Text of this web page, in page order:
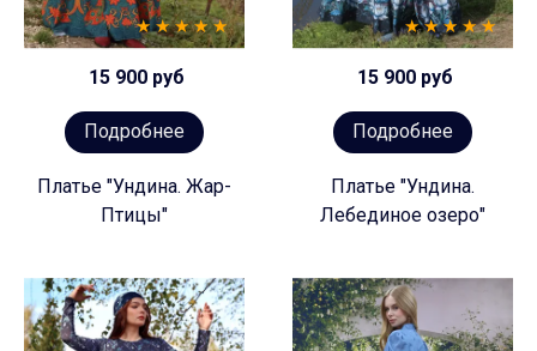
15 900 руб
Подробнее
Платье "Ундина. Жар-
Птицы"
15 900 руб
Подробнее
Платье "Ундина.
Лебединое озеро"